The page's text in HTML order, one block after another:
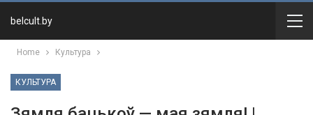
belcult.by
Home Культура
КУЛЬТУРА